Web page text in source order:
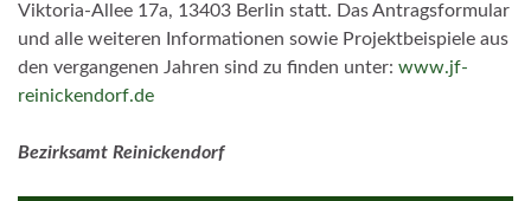
Viktoria-Allee 17a, 13403 Berlin statt. Das Antragsformular
und alle weiteren Informationen sowie Projektbeispiele aus
den vergangenen Jahren sind zu finden unter: www.jf-
reinickendorf.de
Bezirksamt Reinickendorf